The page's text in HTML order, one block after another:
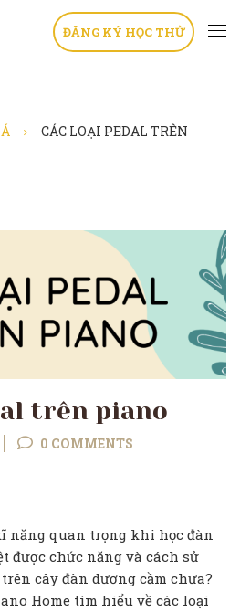
ĐĂNG KÝ HỌC THỬ
CÁC LOẠI PEDAL TRÊN
trên piano
0 COMMENTS
năng quan trọng khi học đàn
được chức năng và cách sử
cây đàn dương cầm chưa?
Home tìm hiểu về các loại